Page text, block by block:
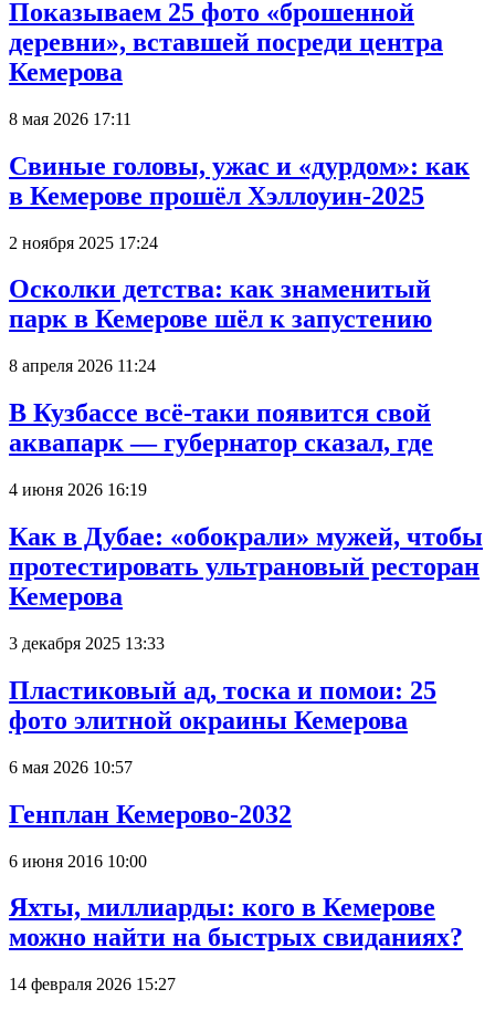
Показываем 25 фото «брошенной
деревни», вставшей посреди центра
Кемерова
8 мая 2026 17:11
Свиные головы, ужас и «дурдом»: как
в Кемерове прошёл Хэллоуин-2025
2 ноября 2025 17:24
Осколки детства: как знаменитый
парк в Кемерове шёл к запустению
8 апреля 2026 11:24
В Кузбассе всё-таки появится свой
аквапарк — губернатор сказал, где
4 июня 2026 16:19
Как в Дубае: «обокрали» мужей, чтобы
протестировать ультрановый ресторан
Кемерова
3 декабря 2025 13:33
Пластиковый ад, тоска и помои: 25
фото элитной окраины Кемерова
6 мая 2026 10:57
Генплан Кемерово-2032
6 июня 2016 10:00
Яхты, миллиарды: кого в Кемерове
можно найти на быстрых свиданиях?
14 февраля 2026 15:27